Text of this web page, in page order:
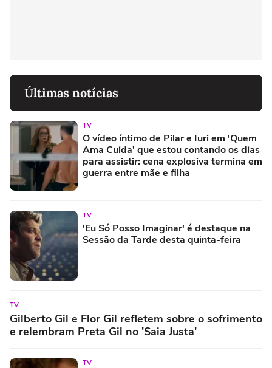
Últimas notícias
TV
O vídeo íntimo de Pilar e Iuri em 'Quem
Ama Cuida' que estou contando os dias
para assistir: cena explosiva termina em
guerra entre mãe e filha
TV
'Eu Só Posso Imaginar' é destaque na
Sessão da Tarde desta quinta-feira
TV
Gilberto Gil e Flor Gil refletem sobre o sofrimento
e relembram Preta Gil no 'Saia Justa'
TV